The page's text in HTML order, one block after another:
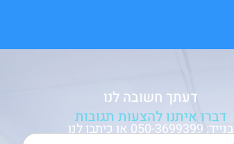
דעתך חשובה לנו
דברו איתנו להצעות תגובות
בנייד: 050-3699399 או כיתבו לנו